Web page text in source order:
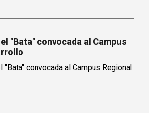
"Bata" convocada al Campus